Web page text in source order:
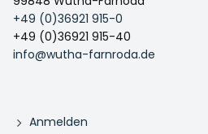
+49 (0)36921 915-0
+49 (0)36921 915-40
info@wutha-farnroda.de
Anmelden